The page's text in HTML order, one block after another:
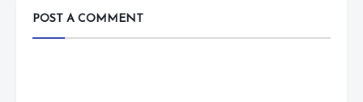
POST A COMMENT